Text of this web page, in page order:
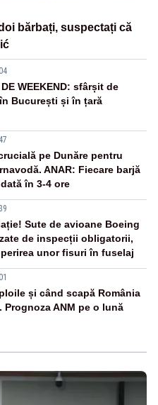
bărbați, suspectați că
DE WEEKEND: sfârșit de
București și în țară
pe Dunăre pentru
ANAR: Fiecare barjă
în 3-4 ore
Sute de avioane Boeing
de inspecții obligatorii,
unor fisuri în fuselaj
și când scapă România
Prognoza ANM pe o lună